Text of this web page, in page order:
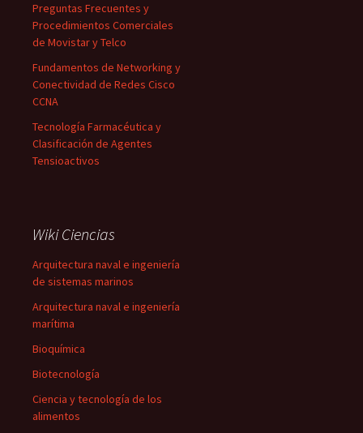
Preguntas Frecuentes y
Procedimientos Comerciales
de Movistar y Telco
Fundamentos de Networking y
Conectividad de Redes Cisco
CCNA
Tecnología Farmacéutica y
Clasificación de Agentes
Tensioactivos
Wiki Ciencias
Arquitectura naval e ingeniería
de sistemas marinos
Arquitectura naval e ingeniería
marítima
Bioquímica
Biotecnología
Ciencia y tecnología de los
alimentos